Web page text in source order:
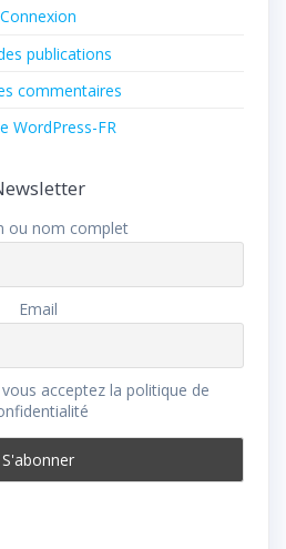
Connexion
publications
commentaires
WordPress-FR
ou nom complet
Email
acceptez la politique de